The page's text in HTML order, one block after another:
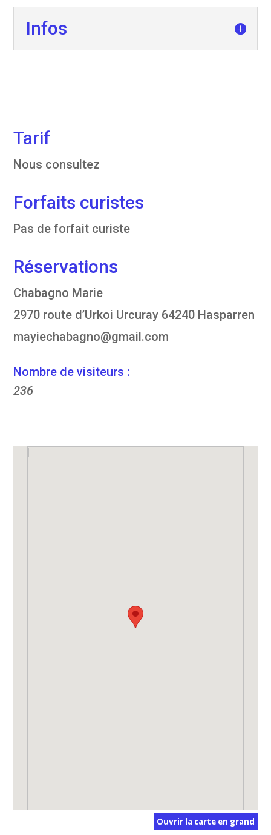
Infos
Tarif
Nous consultez
Forfaits curistes
Pas de forfait curiste
Réservations
Chabagno Marie
2970 route d’Urkoi Urcuray 64240 Hasparren
mayiechabagno@gmail.com
Nombre de visiteurs :
236
Ouvrir la carte en grand